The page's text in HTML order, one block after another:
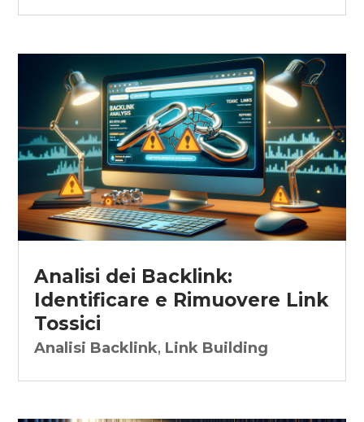
Analisi dei Backlink:
Identificare e Rimuovere Link
Tossici
Analisi Backlink, Link Building